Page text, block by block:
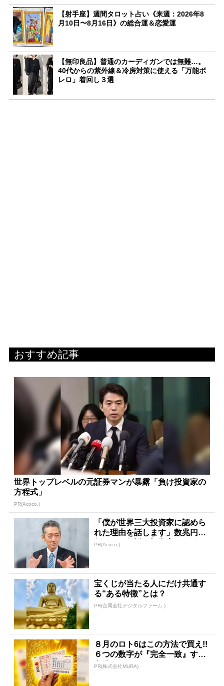
【射手座】週間タロット占い《来週：2026年8
月10日〜8月16日》の総合運＆恋愛運
【無印良品】普通のカーディガンでは無難…。
40代からの紫外線＆冷房対策に使える「万能ボ
レロ」着回し３選
おすすめ記事
世界トップレベルの元証券マンが暴露「負け投資家の
方程式」
PR(Acoco.)
「僕が世界三大投資家に認めら
れた理由を話します」数兆円を
任された伝説の投資家
PR(Acoco.)
宝くじが当たる人にだけ共通す
る“ある特徴”とは？
PR(合同会社デジタルファーム )
８月のロト6はこの方法で買え!!
６つの数字が『完全一致』する
方法
PR(株式会社MURA)